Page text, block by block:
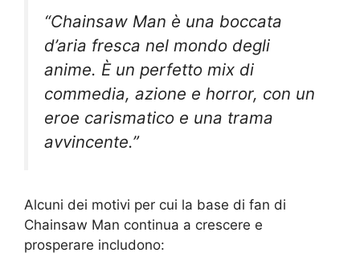
“Chainsaw Man è una boccata
d’aria fresca nel mondo degli
anime. È un perfetto mix di
commedia, azione e horror, con un
eroe carismatico e una trama
avvincente.”
Alcuni dei motivi per cui la base di fan di
Chainsaw Man continua a crescere e
prosperare includono: